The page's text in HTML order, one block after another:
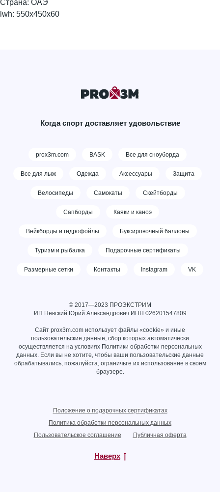
Страна: ОАЭ
lwh: 550x450x60
Когда спорт доставляет удовольствие
prox3m.com BASK Все для сноуборда
Все для лыж Одежда Аксессуары Защита
Велосипеды Самокаты Скейтборды
Сапборды Каяки и каноэ
Вейкборды и гидрофойлы Буксировочный баллоны
Туризм и рыбалка Подарочные сертификаты
Размерные сетки Контакты Instagram VK
© 2017—2023 ПРОЭКСТРИМ
ИП Невский Юрий Александрович ИНН 026201547809
Сайт prox3m.com использует файлы «cookie» и иные
пользовательские данные, сбор которых автоматически
осуществляется на условиях Политики обработки персональных
данных. Если вы не хотите, чтобы ваши пользовательские данные
обрабатывались, пожалуйста, ограничьте их использование в своем
браузере.
Положение о подарочных сертификатах
Политика обработки персональных данных
Пользовательское соглашение
Публичная оферта
Наверх